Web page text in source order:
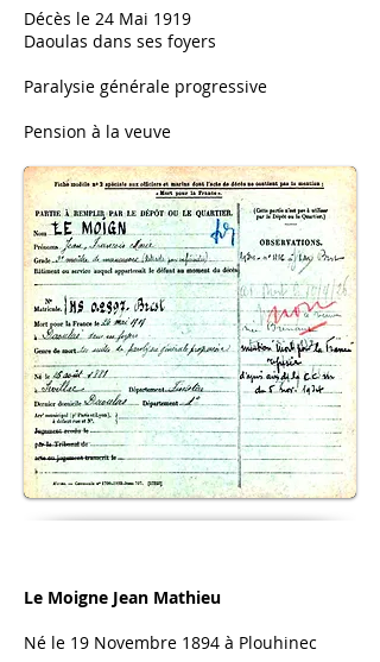
Décès le 24 Mai 1919
Daoulas dans ses foyers
Paralysie générale progressive
Pension à la veuve
Le Moigne Jean Mathieu
Né le 19 Novembre 1894 à Plouhinec